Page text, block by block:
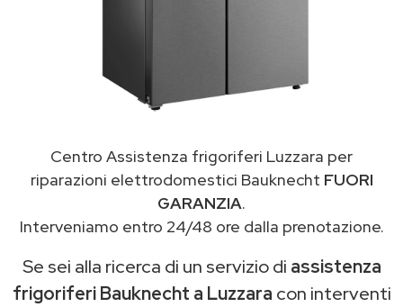
Centro Assistenza frigoriferi Luzzara per
riparazioni elettrodomestici Bauknecht FUORI
GARANZIA.
Interveniamo entro 24/48 ore dalla prenotazione.
Se sei alla ricerca di un servizio di assistenza
frigoriferi Bauknecht a Luzzara con interventi